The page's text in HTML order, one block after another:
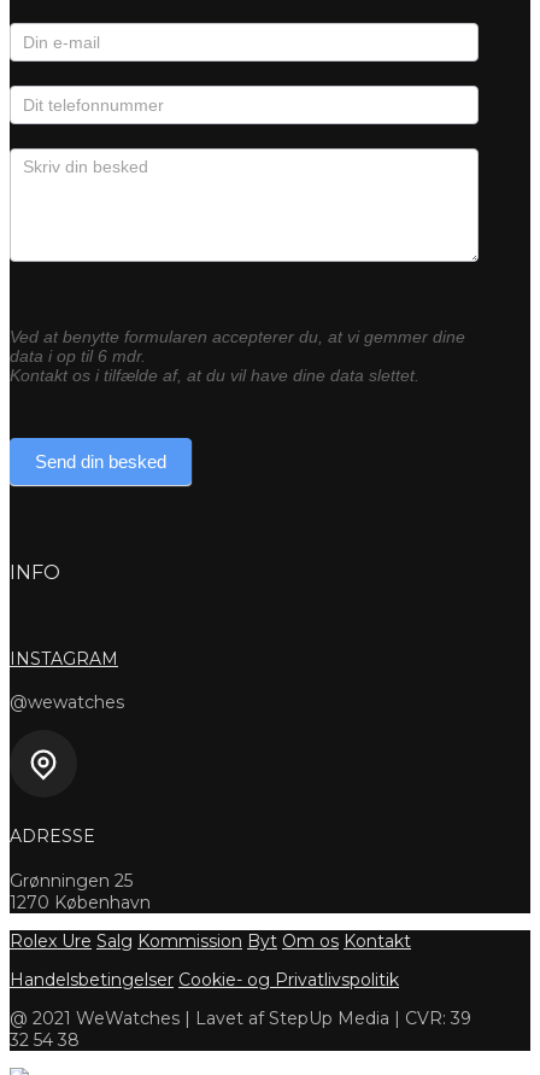
Ved at benytte formularen accepterer du, at vi gemmer dine
data i op til 6 mdr.
Kontakt os i tilfælde af, at du vil have dine data slettet.
Send din besked
INFO
INSTAGRAM
@wewatches
ADRESSE
Grønningen 25
1270 København
Rolex Ure Salg Kommission Byt Om os Kontakt
Handelsbetingelser Cookie- og Privatlivspolitik
@ 2021 WeWatches | Lavet af StepUp Media | CVR: 39
32 54 38